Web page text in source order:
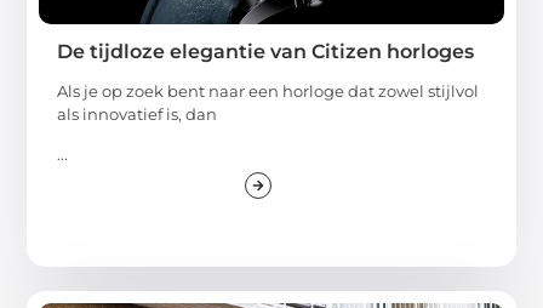
De tijdloze elegantie van Citizen horloges
Als je op zoek bent naar een horloge dat zowel stijlvol
als innovatief is, dan
...